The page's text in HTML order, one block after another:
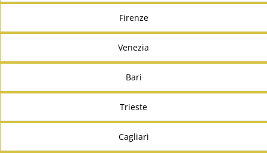
Firenze
Venezia
Bari
Trieste
Cagliari